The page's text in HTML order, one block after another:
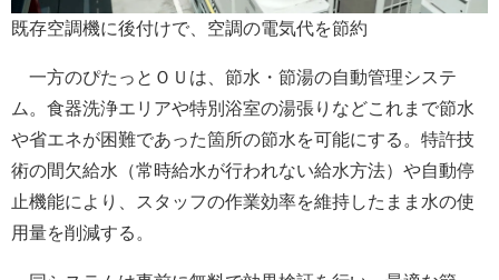
既存空調機に後付けで、空調の電気代を節約
一方のぴたっとＯＵは、節水・節湯の自動管理システ
ム。食器洗浄エリアや特別浴室の湯張りなどこれまで節水
や省エネが困難であった箇所の節水を可能にする。特許技
術の間欠給水（常時給水が行われない給水方法）や自動停
止機能により、スタッフの作業効率を維持したまま水の使
用量を削減する。